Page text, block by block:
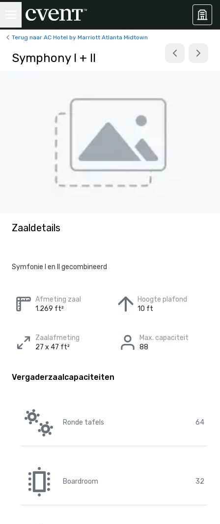
Terug naar AC Hotel by Marriott Atlanta Midtown
Symphony I + II
Zaaldetails
Symfonie I en II gecombineerd
Afmeting zaal
1.269 ft²
Hoogte plafond
10 ft
Zaalafmeting
27 x 47 ft²
Max. capaciteit
88
Vergaderzaalcapaciteiten
Ronde tafels 64
Boardroom 32